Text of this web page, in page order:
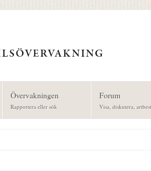
Övervakningen
Rapportera eller sök
Forum
Visa, diskutera,